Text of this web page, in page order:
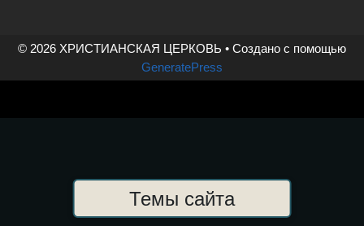
© 2026 ХРИСТИАНСКАЯ ЦЕРКОВЬ • Создано с помощью
GeneratePress
Темы сайта